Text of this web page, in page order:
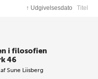
↑ Udgivelsesdato Titel
i filosofien
46
afSune Liisberg